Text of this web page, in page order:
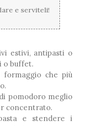
e serviteli!
estivi, antipasti o
o buffet.
che più
pomodoro meglio
concentrato.
e stendere i